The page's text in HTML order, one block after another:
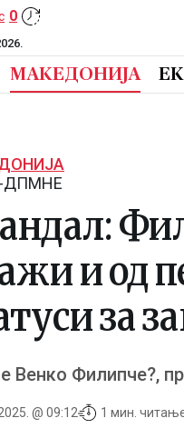
0
МАКЕДОНИЈА
ДПМНЕ
и од
за
Венко Филипче?,
@ 09:12 1 мин.